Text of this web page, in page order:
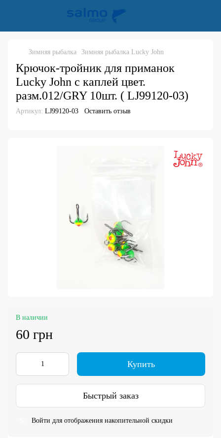
Зимняя рыбалка Зимняя рыбалка Lucky John
Крючок-тройник для приманок
Lucky John с каплей цвет.
разм.012/GRY 10шт. ( LJ99120-03)
Артикул: LJ99120-03 Оставить отзыв
В наличии
60 грн
Купить
Быстрый заказ
Войти для отображения накопительной скидки